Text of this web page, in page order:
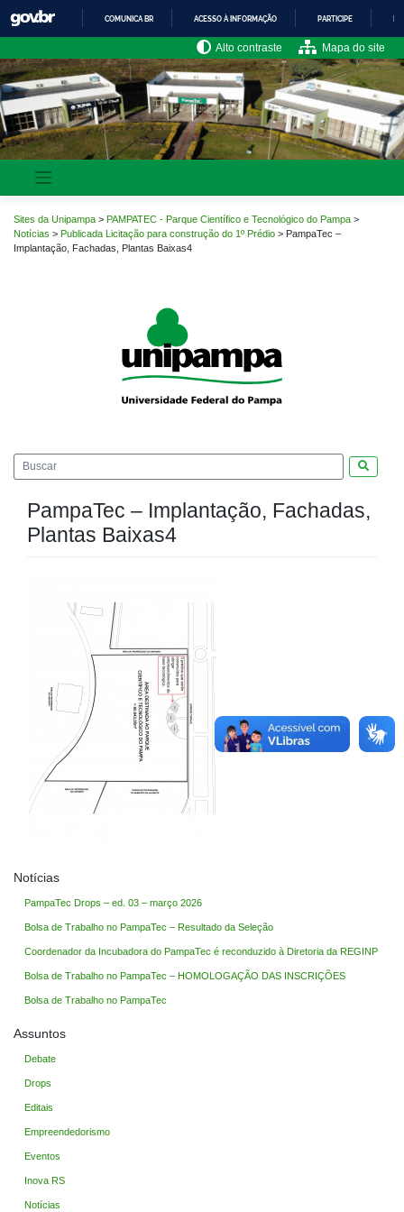
para
o
conteúdo
IR
PARA
O
CONTEÚDO
COMUNICA BR ACESSO À INFORMAÇÃO PARTICIPE
Alto contraste Mapa do site
Sites da Unipampa > PAMPATEC - Parque Científico e Tecnológico do Pampa >
Notícias > Publicada Licitação para construção do 1º Prédio > PampaTec –
Implantação, Fachadas, Plantas Baixas4
PampaTec – Implantação, Fachadas,
Plantas Baixas4
Notícias
PampaTec Drops – ed. 03 – março 2026
Bolsa de Trabalho no PampaTec – Resultado da Seleção
Coordenador da Incubadora do PampaTec é reconduzido à Diretoria da REGINP
Bolsa de Trabalho no PampaTec – HOMOLOGAÇÃO DAS INSCRIÇÕES
Bolsa de Trabalho no PampaTec
Assuntos
Debate
Drops
Editais
Empreendedorismo
Eventos
Inova RS
Notícias